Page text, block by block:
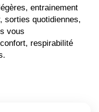
entrainement
sorties quotidiennes,
vous
respirabilité